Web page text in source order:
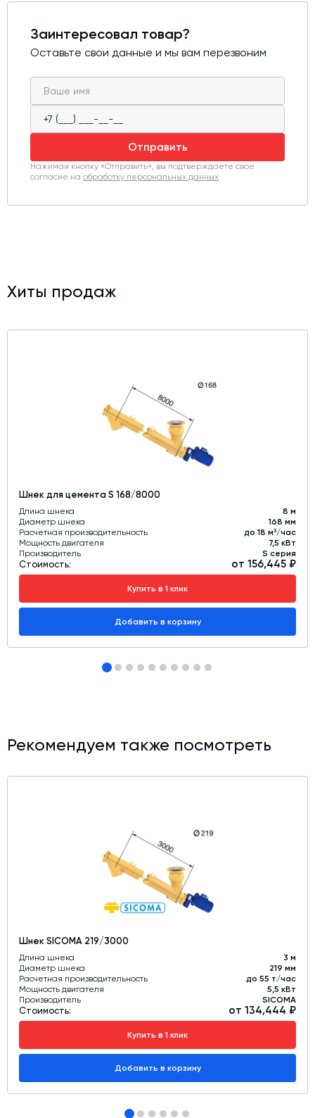
соединён с подающим винтом через редуктор,
требуемой производительности винтового конвейера.
Заинтересовал товар?
Оставьте свои данные и мы вам перезвоним
Отправить
Нажимая кнопку «Отправить», вы подтверждаете свое
согласие на обработку персональных данных
Хиты продаж
Шнек для цемента S 168/8000
Длина шнека
8 м
Диаметр шнека
168 мм
Расчетная производительность
до 18 м³/час
Мощность двигателя
7,5 кВт
Производитель
S серия
Стоимость: от 156,445 ₽
Купить в 1 клик
Добавить в корзину
Рекомендуем также посмотреть
Шнек SICOMA 219/3000
Длина шнека
3 м
Диаметр шнека
219 мм
Расчетная производительность
до 55 т/час
Мощность двигателя
5,5 кВт
Производитель
SICOMA
Стоимость: от 134,444 ₽
Купить в 1 клик
Добавить в корзину